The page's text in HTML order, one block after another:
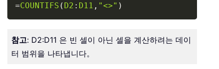
=COUNTIFS ( D2 : D11 , "<>" )
참고: D2:D11 은 빈 셀이 아닌 셀을 계산하려는 데이
터 범위을 나타냅니다。